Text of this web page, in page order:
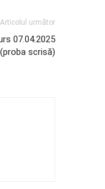
Articolul următor
07.04.2025
(proba scrisă)